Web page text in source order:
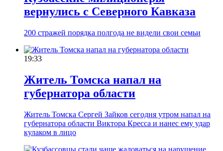
вернулись с Северного Кавказа
200 стражей порядка полгода не видели свои семьи
19:33
Житель Томска напал на
губернатора области
Житель Томска Сергей Зайков сегодня утром напал на
губернатора области Виктора Кресса и нанес ему удар
кулаком в лицо